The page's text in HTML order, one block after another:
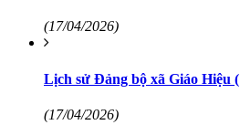
(17/04/2026)
Lịch sử Đảng bộ xã Giáo Hiệu
(17/04/2026)